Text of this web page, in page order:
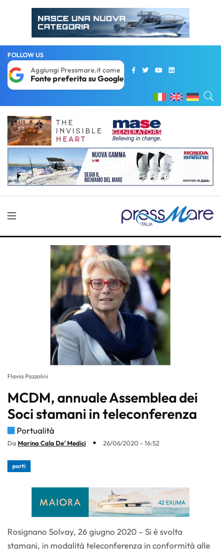
FOLLOW US
Aggiungi Pressmare.it come
Fonte preferita su Google
Flavia Pozzolini
MCDM, annuale Assemblea dei
Soci stamani in teleconferenza
Portualità
Da Marina Cala De' Medici 26/06/2020 - 16:52
porti
Rosignano Solvay, 26 giugno 2020 – Si è svolta
stamani, in modalità teleconferenza in conformità alle